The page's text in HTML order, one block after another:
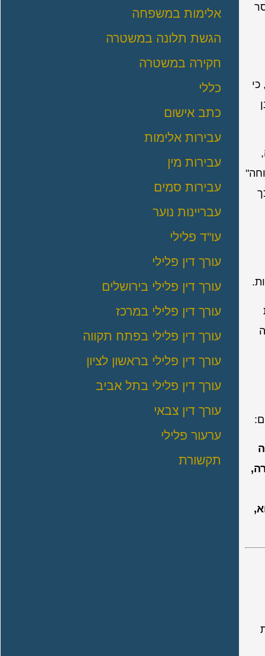
אלימות במשפחה
הגשת תלונה במשטרה
חקירה במשטרה
כללי
כתב אישום
עבירות אלימות
עבירות מין
עבירות סמים
עבריינות נוער
עו"ד פלילי
עורך דין פלילי
עורך דין פלילי בירושלים
עורך דין פלילי במרכז
עורך דין פלילי בפתח תקווה
עורך דין פלילי בראשון לציון
עורך דין פלילי בתל אביב
עורך דין צבאי
ערעור פלילי
תקשורת